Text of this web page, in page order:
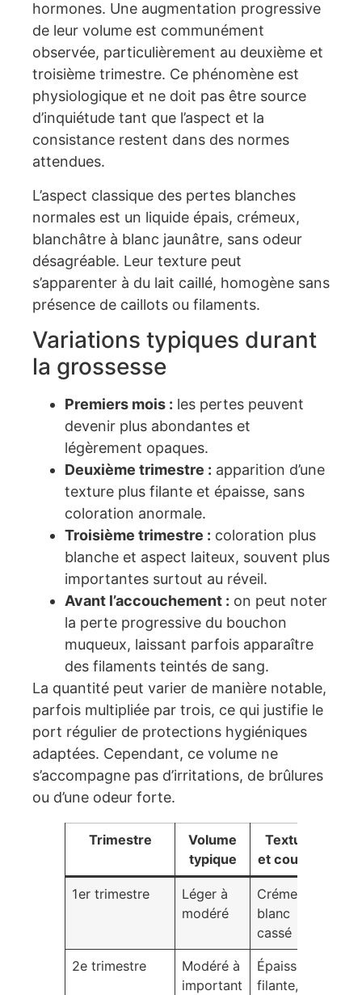
hormones. Une augmentation progressive
de leur volume est communément
observée, particulièrement au deuxième et
troisième trimestre. Ce phénomène est
physiologique et ne doit pas être source
d’inquiétude tant que l’aspect et la
consistance restent dans des normes
attendues.
L’aspect classique des pertes blanches
normales est un liquide épais, crémeux,
blanchâtre à blanc jaunâtre, sans odeur
désagréable. Leur texture peut
s’apparenter à du lait caillé, homogène sans
présence de caillots ou filaments.
Variations typiques durant
la grossesse
Premiers mois : les pertes peuvent
devenir plus abondantes et
légèrement opaques.
Deuxième trimestre : apparition d’une
texture plus filante et épaisse, sans
coloration anormale.
Troisième trimestre : coloration plus
blanche et aspect laiteux, souvent plus
importantes surtout au réveil.
Avant l’accouchement : on peut noter
la perte progressive du bouchon
muqueux, laissant parfois apparaître
des filaments teintés de sang.
La quantité peut varier de manière notable,
parfois multipliée par trois, ce qui justifie le
port régulier de protections hygiéniques
adaptées. Cependant, ce volume ne
s’accompagne pas d’irritations, de brûlures
ou d’une odeur forte.
Trimestre
Volume
typique
Texture
et couleur
1er trimestre
Léger à
modéré
Crémeuse,
blanc
cassé
2e trimestre
Modéré à
important
Épaisse,
filante,